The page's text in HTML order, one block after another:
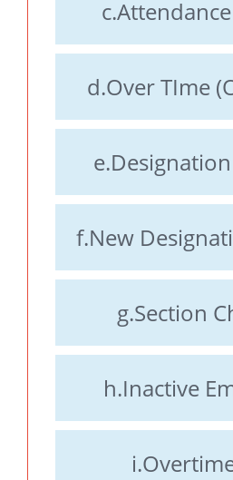
d.Over TIme
f.New
g.Section
h.Inactive